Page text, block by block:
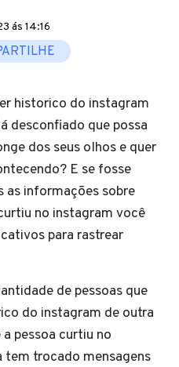
ás 14:16
historico do instagram
desconfiado que possa
dos seus olhos e quer
E se fosse
as informações sobre
no instagram você
para rastrear
de pessoas que
do instagram de outra
pessoa curtiu no
tem trocado mensagens